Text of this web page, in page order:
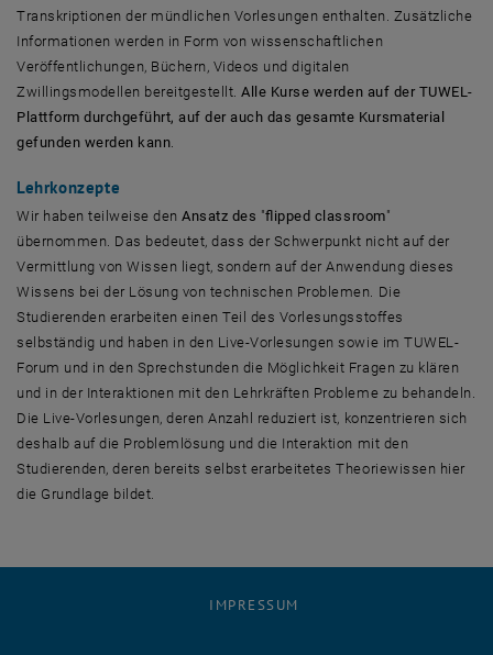
Transkriptionen der mündlichen Vorlesungen enthalten. Zusätzliche
Informationen werden in Form von wissenschaftlichen
Veröffentlichungen, Büchern, Videos und digitalen
Zwillingsmodellen bereitgestellt.Alle Kurse werden auf der TUWEL-
Plattform durchgeführt, auf der auch das gesamte Kursmaterial
gefunden werden kann.
Lehrkonzepte
Wir haben teilweise denAnsatz des "flipped classroom"
übernommen. Das bedeutet, dass der Schwerpunkt nicht auf der
Vermittlung von Wissen liegt, sondern auf der Anwendung dieses
Wissens bei der Lösung von technischen Problemen. Die
Studierenden erarbeiten einen Teil des Vorlesungsstoffes
selbständig und haben in den Live-Vorlesungen sowie im TUWEL-
Forum und in den Sprechstunden die Möglichkeit Fragen zu klären
und in der Interaktionen mit den Lehrkräften Probleme zu behandeln.
Die Live-Vorlesungen, deren Anzahl reduziert ist, konzentrieren sich
deshalb auf die Problemlösung und die Interaktion mit den
Studierenden, deren bereits selbst erarbeitetes Theoriewissen hier
die Grundlage bildet.
IMPRESSUM